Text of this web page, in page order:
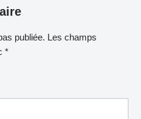
publiée. Les champs
*